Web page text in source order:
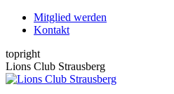
Zum
Inhalt
Mitglied werden
Kontakt
topright
Facebook
page
Instagram
page
Lions Club Strausberg